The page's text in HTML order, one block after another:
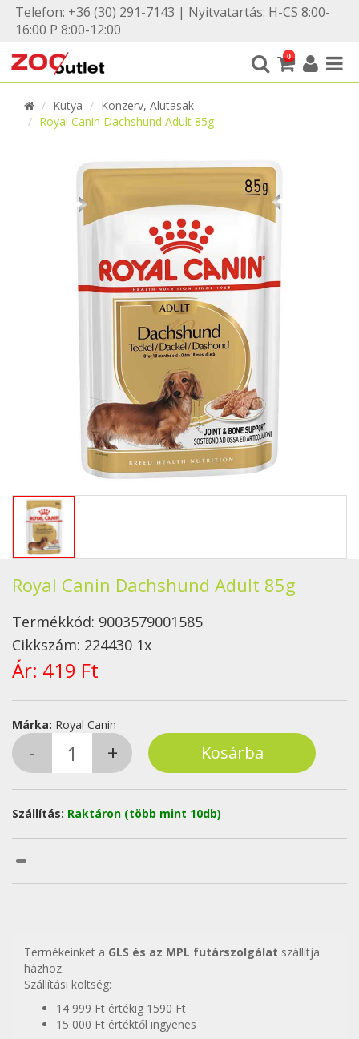
Telefon: +36 (30) 291-7143 | Nyitvatartás: H-CS 8:00-
16:00 P 8:00-12:00
0
Kutya
Konzerv, Alutasak
Royal Canin Dachshund Adult 85g
Royal Canin Dachshund Adult 85g
Termékkód: 9003579001585
Cikkszám: 224430 1x
Ár: 419 Ft
Márka: Royal Canin
Szállítás: Raktáron (több mint 10db)
Termékeinket a GLS és az MPL futárszolgálat szállítja
házhoz.
Szállítási költség:
14 999 Ft értékig 1590 Ft
15 000 Ft értéktől ingyenes